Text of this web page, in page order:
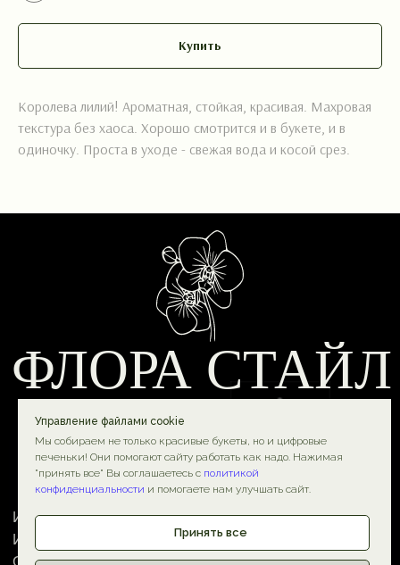
Управление файлами cookie
Мы собираем не только красивые букеты, но и цифровые
печеньки! Они помогают сайту работать как надо. Нажимая
"принять все" Вы соглашаетесь с политикой
конфиденциальности и помогаете нам улучшать сайт.
Принять все
Купить
Королева лилий! Ароматная, стойкая, красивая. Махровая
текстура без хаоса. Хорошо смотрится и в букете, и в
одиночку. Проста в уходе - свежая вода и косой срез.
ФЛОРА СТАЙЛ
САЛОН ЦВЕТОВ
© 2025-2026 Флора Стайл